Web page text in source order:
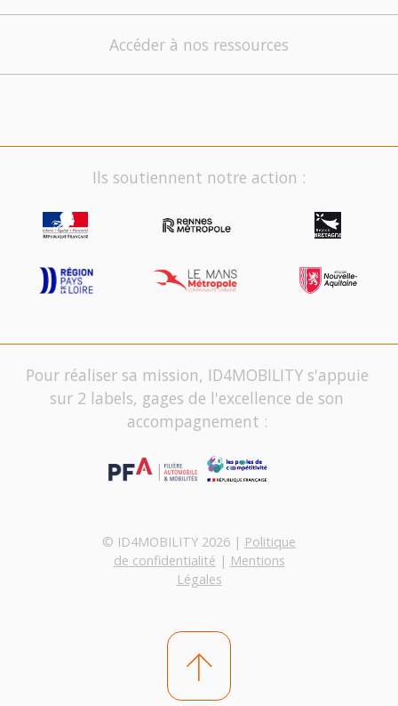
Accéder à nos ressources
Ils soutiennent notre action :
Pour réaliser sa mission, ID4MOBILITY s'appuie
sur 2 labels, gages de l'excellence de son
accompagnement :
© ID4MOBILITY 2026 | Politique
de confidentialité | Mentions
Légales